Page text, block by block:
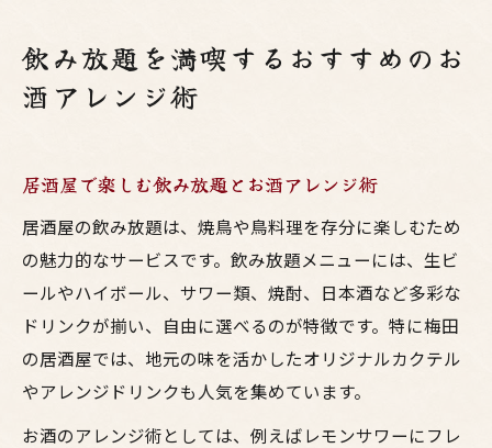
飲み放題を満喫するおすすめのお
酒アレンジ術
居酒屋で楽しむ飲み放題とお酒アレンジ術
居酒屋の飲み放題は、焼鳥や鳥料理を存分に楽しむため
の魅力的なサービスです。飲み放題メニューには、生ビ
ールやハイボール、サワー類、焼酎、日本酒など多彩な
ドリンクが揃い、自由に選べるのが特徴です。特に梅田
の居酒屋では、地元の味を活かしたオリジナルカクテル
やアレンジドリンクも人気を集めています。
お酒のアレンジ術としては、例えばレモンサワーにフレ